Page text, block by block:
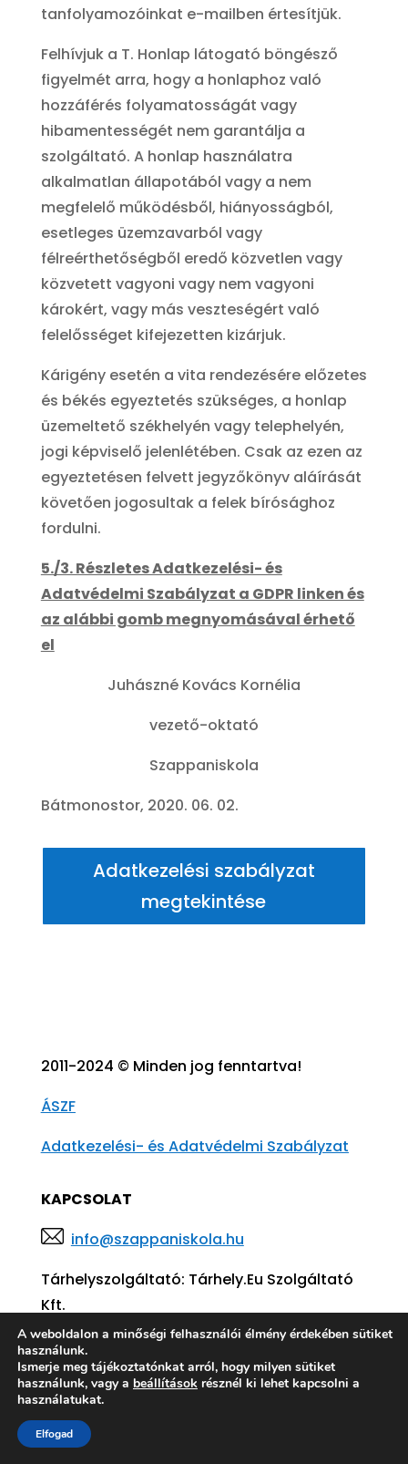
tanfolyamozóinkat e-mailben értesítjük.
Felhívjuk a T. Honlap látogató böngésző
figyelmét arra, hogy a honlaphoz való
hozzáférés folyamatosságát vagy
hibamentességét nem garantálja a
szolgáltató. A honlap használatra
alkalmatlan állapotából vagy a nem
megfelelő működésből, hiányosságból,
esetleges üzemzavarból vagy
félreérthetőségből eredő közvetlen vagy
közvetett vagyoni vagy nem vagyoni
károkért, vagy más veszteségért való
felelősséget kifejezetten kizárjuk.
Kárigény esetén a vita rendezésére előzetes
és békés egyeztetés szükséges, a honlap
üzemeltető székhelyén vagy telephelyén,
jogi képviselő jelenlétében. Csak az ezen az
egyeztetésen felvett jegyzőkönyv aláírását
követően jogosultak a felek bírósághoz
fordulni.
5./3. Részletes Adatkezelési- és
Adatvédelmi Szabályzat a GDPR linken és
az alábbi gomb megnyomásával érhető
el
Juhászné Kovács Kornélia
vezető-oktató
Szappaniskola
Bátmonostor, 2020. 06. 02.
Adatkezelési szabályzat
megtekintése
2011-2024 © Minden jog fenntartva!
ÁSZF
Adatkezelési- és Adatvédelmi Szabályzat
KAPCSOLAT
info@szappaniskola.hu
Tárhelyszolgáltató: Tárhely.Eu Szolgáltató
Kft.
A weboldalon a minőségi felhasználói élmény érdekében sütiket
használunk.
Ismerje meg tájékoztatónkat arról, hogy milyen sütiket
használunk, vagy a beállítások résznél ki lehet kapcsolni a
használatukat.
Elfogad